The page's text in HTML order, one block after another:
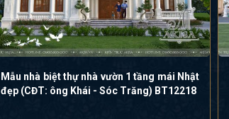
Mẫu nhà biệt thự nhà vườn 1 tầng mái Nhật
đẹp (CĐT: ông Khái - Sóc Trăng) BT12218